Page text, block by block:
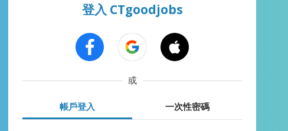
登入 CTgoodjobs
或
帳戶登入 一次性密碼